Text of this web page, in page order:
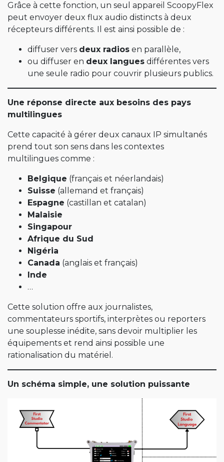
Grâce à cette fonction, un seul appareil ScoopyFlex
peut envoyer deux flux audio distincts à deux
récepteurs différents. Il est ainsi possible de :
diffuser vers deux radios en parallèle,
ou diffuser en deux langues différentes vers
une seule radio pour couvrir plusieurs publics.
Une réponse directe aux besoins des pays
multilingues
Cette capacité à gérer deux canaux IP simultanés
prend tout son sens dans les contextes
multilingues comme :
Belgique (français et néerlandais)
Suisse (allemand et français)
Espagne (castillan et catalan)
Malaisie
Singapour
Afrique du Sud
Nigéria
Canada (anglais et français)
Inde
…
Cette solution offre aux journalistes,
commentateurs sportifs, interprètes ou reporters
une souplesse inédite, sans devoir multiplier les
équipements et rend ainsi possible une
rationalisation du matériel.
Un schéma simple, une solution puissante